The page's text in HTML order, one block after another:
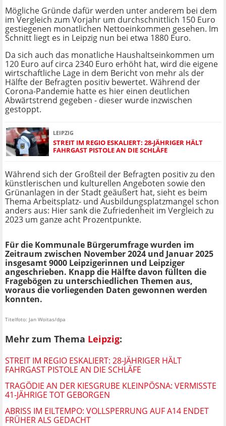
Mögliche Gründe dafür werden unter anderem bei dem
im Vergleich zum Vorjahr um durchschnittlich 150 Euro
gestiegenen monatlichen Nettoeinkommen gesehen. Im
Schnitt liegt es in Leipzig nun bei etwa 1880 Euro.
Da sich auch das monatliche Haushaltseinkommen um
120 Euro auf circa 2340 Euro erhöht hat, wird die eigene
wirtschaftliche Lage in dem Bericht von mehr als der
Hälfte der Befragten positiv bewertet. Während der
Corona-Pandemie hatte es hier einen deutlichen
Abwärtstrend gegeben - dieser wurde inzwischen
gestoppt.
LEIPZIG
STREIT IM REGIO ESKALIERT: 28-JÄHRIGER HÄLT
FAHRGAST PISTOLE AN DIE SCHLÄFE
Während sich der Großteil der Befragten positiv zu den
künstlerischen und kulturellen Angeboten sowie den
Grünanlagen in der Stadt geäußert hat, sieht es beim
Thema Arbeitsplatz- und Ausbildungsplatzmangel schon
anders aus: Hier sank die Zufriedenheit im Vergleich zu
2023 um ganze acht Prozentpunkte.
Für die Kommunale Bürgerumfrage wurden im
Zeitraum zwischen November 2024 und Januar 2025
insgesamt 9000 Leipzigerinnen und Leipziger
angeschrieben. Knapp die Hälfte davon füllten die
Fragebögen zu unterschiedlichen Themen aus,
woraus die vorliegenden Daten gewonnen werden
konnten.
Titelfoto: Jan Woitas/dpa
Mehr zum Thema Leipzig:
STREIT IM REGIO ESKALIERT: 28-JÄHRIGER HÄLT
FAHRGAST PISTOLE AN DIE SCHLÄFE
TRAGÖDIE AN DER KIESGRUBE KLEINPÖSNA: VERMISSTE
41-JÄHRIGE TOT GEBORGEN
ABRISS IM EILTEMPO: VOLLSPERRUNG AUF A14 ENDET
FRÜHER ALS GEDACHT